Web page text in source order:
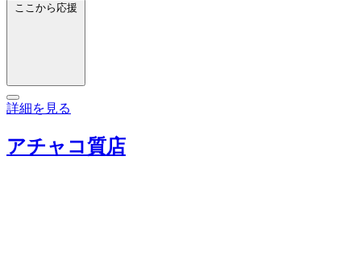
ここから応援
詳細を見る
アチャコ質店